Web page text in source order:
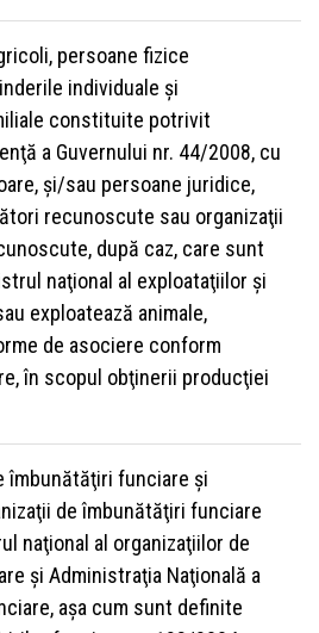
persoane fizice
individuale şi
constituite potrivit
a Guvernului nr. 44/2008, cu
şi/sau persoane juridice,
recunoscute sau organizaţii
după caz, care sunt
naţional al exploataţiilor şi
exploatează animale,
de asociere conform
în scopul obţinerii producţiei
îmbunătăţiri funciare şi
de îmbunătăţiri funciare
naţional al organizaţiilor de
şi Administraţia Naţională a
aşa cum sunt definite